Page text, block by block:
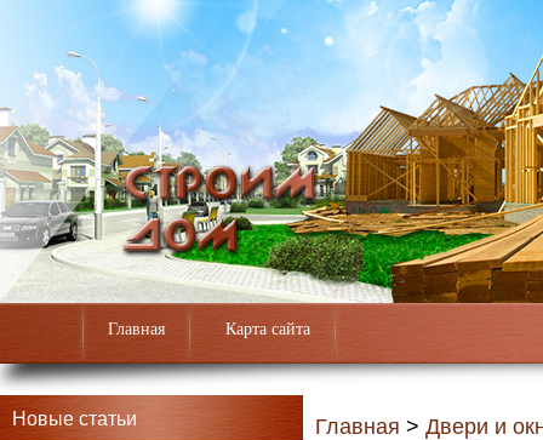
Главная Карта сайта
Новые статьи Главная > Двери и